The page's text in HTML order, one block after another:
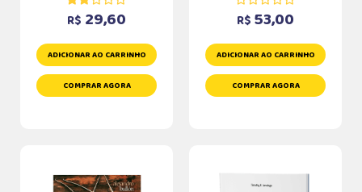
R$ 29,60
ADICIONAR AO CARRINHO
COMPRAR AGORA
R$ 53,00
ADICIONAR AO CARRINHO
COMPRAR AGORA